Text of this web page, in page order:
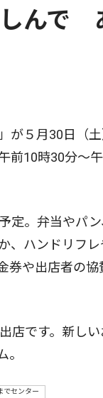
んで
５月30日（土
前10時30分〜
定。弁当やパ
、ハンドリフ
券や出店者の協
店です。新し